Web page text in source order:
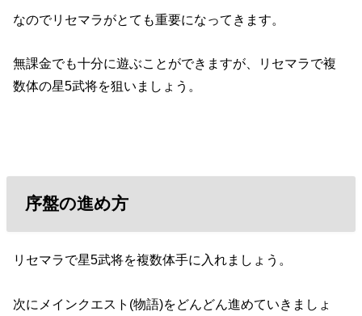
なのでリセマラがとても重要になってきます。
無課金でも十分に遊ぶことができますが、リセマラで複
数体の星5武将を狙いましょう。
序盤の進め方
リセマラで星5武将を複数体手に入れましょう。
次にメインクエスト(物語)をどんどん進めていきましょ